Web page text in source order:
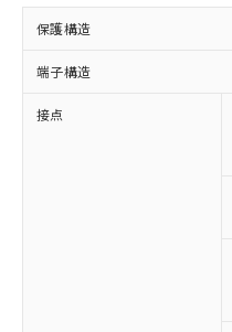
保護構造
端子構造
接点